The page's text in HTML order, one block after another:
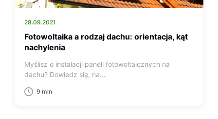
28.09.2021
Fotowoltaika a rodzaj dachu: orientacja, kąt
nachylenia
Myślisz o instalacji paneli fotowoltaicznych na
dachu? Dowiedz się, na…
9 min